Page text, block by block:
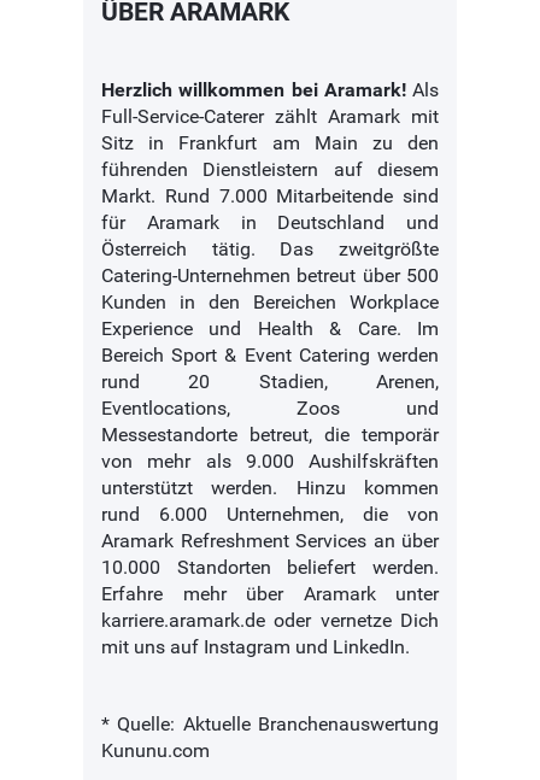
ÜBER ARAMARK
Herzlich willkommen bei Aramark!Als
Full-Service-Caterer zählt Aramark mit
Sitz in Frankfurt am Main zu den
führenden Dienstleistern auf diesem
Markt. Rund 7.000 Mitarbeitende sind
für Aramark in Deutschland und
Österreich tätig. Das zweitgrößte
Catering-Unternehmen betreut über 500
Kunden in den Bereichen Workplace
Experience und Health & Care. Im
Bereich Sport & Event Catering werden
rund 20 Stadien, Arenen,
Eventlocations, Zoos und
Messestandorte betreut, die temporär
von mehr als 9.000 Aushilfskräften
unterstützt werden. Hinzu kommen
rund 6.000 Unternehmen, die von
Aramark Refreshment Services an über
10.000 Standorten beliefert werden.
Erfahre mehr über Aramark unter
karriere.aramark.de oder vernetze Dich
mit uns auf Instagram und LinkedIn.
* Quelle: Aktuelle Branchenauswertung
Kununu.com